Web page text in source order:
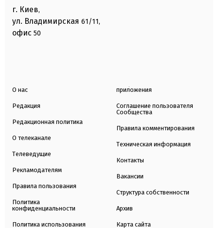
г. Киев,
ул. Владимирская 61/11,
офис 50
О нас
Редакция
Редакционная политика
О телеканале
Телеведущие
Рекламодателям
Правила пользования
Политика
конфиденциальности
Политика использования
приложения
Соглашение пользователя
Сообщества
Правила комментирования
Техническая информация
Контакты
Вакансии
Структура собственности
Архив
Карта сайта